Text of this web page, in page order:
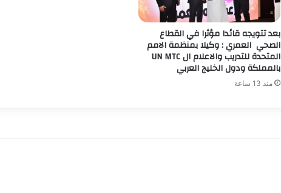
بعد تتويجه قائدا مؤثرا في القطاع
الصحي العمري : وكيلا بمنظمة الامم
المتحدة للتدريب والاعلام ال UN MTC
بالمملكة ودول الخليج العربي
منذ 13 ساعة